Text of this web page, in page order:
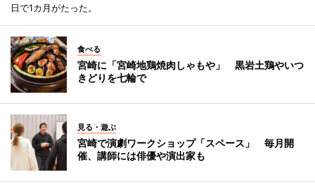
日で1カ月がたった。
食べる
宮崎に「宮崎地鶏焼肉しゃもや」 黒岩土鶏やいつ
きどりを七輪で
見る・遊ぶ
宮崎で演劇ワークショップ「スペース」 毎月開
催、講師には俳優や演出家も